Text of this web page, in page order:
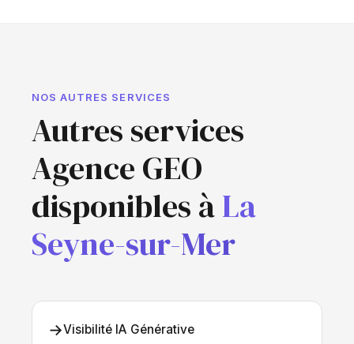
NOS AUTRES SERVICES
Autres services
Agence GEO
disponibles àLa
Seyne-sur-Mer
→Visibilité IA Générative